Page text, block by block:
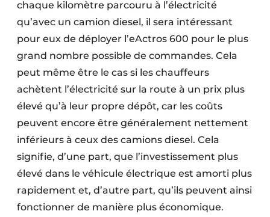
chaque kilomètre parcouru à l’électricité
qu’avec un camion diesel, il sera intéressant
pour eux de déployer l’eActros 600 pour le plus
grand nombre possible de commandes. Cela
peut même être le cas si les chauffeurs
achètent l’électricité sur la route à un prix plus
élevé qu’à leur propre dépôt, car les coûts
peuvent encore être généralement nettement
inférieurs à ceux des camions diesel. Cela
signifie, d’une part, que l’investissement plus
élevé dans le véhicule électrique est amorti plus
rapidement et, d’autre part, qu’ils peuvent ainsi
fonctionner de manière plus économique.